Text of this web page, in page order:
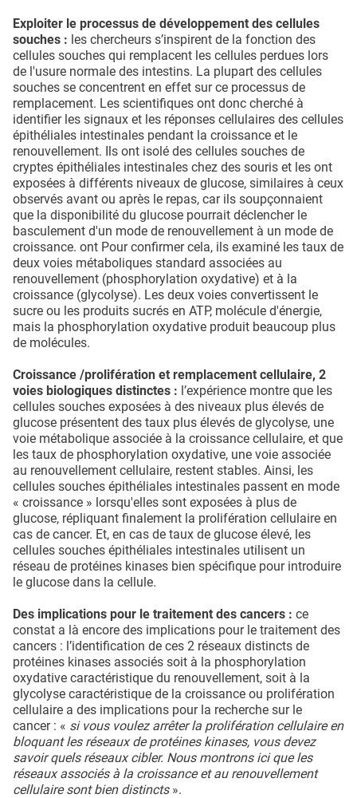
Exploiter le processus de développement des cellules
souches : les chercheurs s’inspirent de la fonction des
cellules souches qui remplacent les cellules perdues lors
de l'usure normale des intestins. La plupart des cellules
souches se concentrent en effet sur ce processus de
remplacement. Les scientifiques ont donc cherché à
identifier les signaux et les réponses cellulaires des cellules
épithéliales intestinales pendant la croissance et le
renouvellement. Ils ont isolé des cellules souches de
cryptes épithéliales intestinales chez des souris et les ont
exposées à différents niveaux de glucose, similaires à ceux
observés avant ou après le repas, car ils soupçonnaient
que la disponibilité du glucose pourrait déclencher le
basculement d'un mode de renouvellement à un mode de
croissance. ont Pour confirmer cela, ils examiné les taux de
deux voies métaboliques standard associées au
renouvellement (phosphorylation oxydative) et à la
croissance (glycolyse). Les deux voies convertissent le
sucre ou les produits sucrés en ATP, molécule d'énergie,
mais la phosphorylation oxydative produit beaucoup plus
de molécules.
Croissance /prolifération et remplacement cellulaire, 2
voies biologiques distinctes : l’expérience montre que les
cellules souches exposées à des niveaux plus élevés de
glucose présentent des taux plus élevés de glycolyse, une
voie métabolique associée à la croissance cellulaire, et que
les taux de phosphorylation oxydative, une voie associée
au renouvellement cellulaire, restent stables. Ainsi, les
cellules souches épithéliales intestinales passent en mode
« croissance » lorsqu'elles sont exposées à plus de
glucose, répliquant finalement la prolifération cellulaire en
cas de cancer. Et, en cas de taux de glucose élevé, les
cellules souches épithéliales intestinales utilisent un
réseau de protéines kinases bien spécifique pour introduire
le glucose dans la cellule.
Des implications pour le traitement des cancers : ce
constat a là encore des implications pour le traitement des
cancers : l’identification de ces 2 réseaux distincts de
protéines kinases associés soit à la phosphorylation
oxydative caractéristique du renouvellement, soit à la
glycolyse caractéristique de la croissance ou prolifération
cellulaire a des implications pour la recherche sur le
cancer : « si vous voulez arrêter la prolifération cellulaire en
bloquant les réseaux de protéines kinases, vous devez
savoir quels réseaux cibler. Nous montrons ici que les
réseaux associés à la croissance et au renouvellement
cellulaire sont bien distincts ».